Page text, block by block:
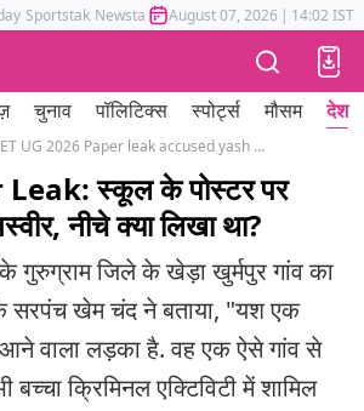
Sportstak Newstak Mumbai Tak Astrotak
August 07, 2026 | 14:02 IST
चुनाव पॉलिटिक्स स्पोर्ट्स मौसम देश
NEET UG 2026 Paper leak accused yash yadav school poster gurugram achiever
स्कूल के पोस्टर पर
नीचे क्या लिखा था?
गुरुग्राम जिले के खेड़ा खुर्मपुर गांव का
सरपंच खेम चंद ने बताया, "यश एक
आने वाला लड़का है. वह एक ऐसे गांव से
क्रिमिनल एक्टिविटी में शामिल